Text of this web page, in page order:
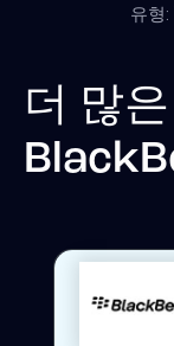
유형
더 많